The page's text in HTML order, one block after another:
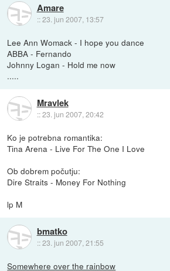
Amare
::23. jun 2007, 13:57
Lee Ann Womack - I hope you dance
ABBA - Fernando
Johnny Logan - Hold me now
.....
Mravlek
::23. jun 2007, 20:42
Ko je potrebna romantika:
Tina Arena - Live For The One I Love
Ob dobrem počutju:
Dire Straits - Money For Nothing
lp M
bmatko
::23. jun 2007, 21:55
Somewhere over the rainbow